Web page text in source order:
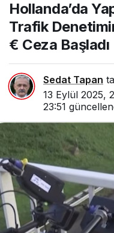
Hollanda’da
Trafik
€ Ceza Başladı
Sedat Tapan
13 Eylül 2025,
23:51